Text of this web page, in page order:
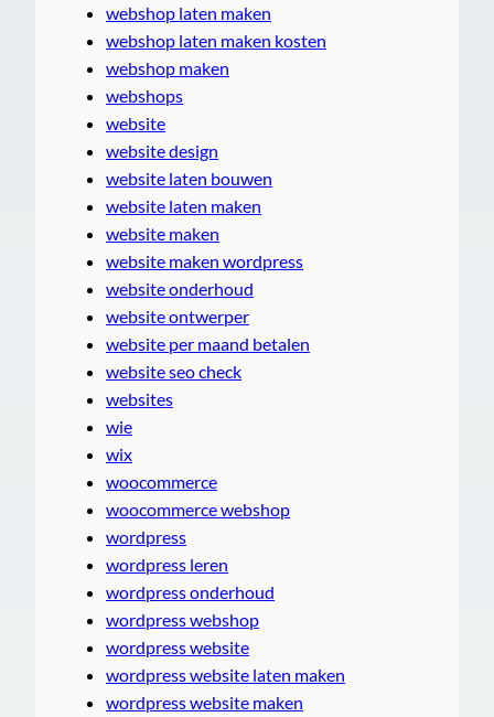
webshop laten maken
webshop laten maken kosten
webshop maken
webshops
website
website design
website laten bouwen
website laten maken
website maken
website maken wordpress
website onderhoud
website ontwerper
website per maand betalen
website seo check
websites
wie
wix
woocommerce
woocommerce webshop
wordpress
wordpress leren
wordpress onderhoud
wordpress webshop
wordpress website
wordpress website laten maken
wordpress website maken